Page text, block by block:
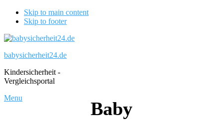
Skip to main content
Skip to footer
babysicherheit24.de
Kindersicherheit -
Vergleichsportal
Menu
Baby